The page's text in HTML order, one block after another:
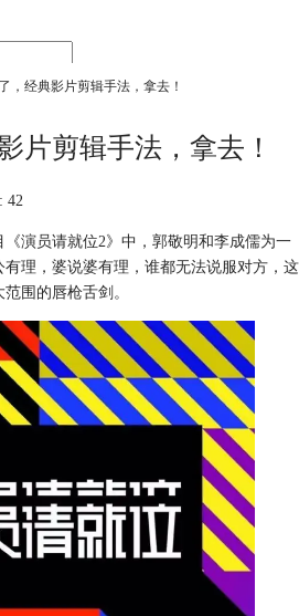
，经典影片剪辑手法，拿去！
片剪辑手法，拿去！
42
演员请就位2》中，郭敬明和李成儒为一
理，婆说婆有理，谁都无法说服对方，这
围的唇枪舌剑。